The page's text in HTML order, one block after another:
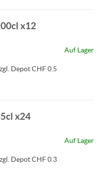
x12
Auf Lager
Depot CHF 0.5
x24
Auf Lager
Depot CHF 0.3